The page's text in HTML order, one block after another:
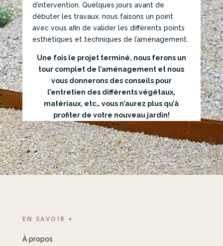
d’intervention. Quelques jours avant de
débuter les travaux, nous faisons un point
avec vous afin de valider les différents points
esthétiques et techniques de l’aménagement.
Une fois le projet terminé, nous ferons un
tour complet de l’aménagement et nous
vous donnerons des conseils pour
l’entretien des différents végétaux,
matériaux, etc… vous n’aurez plus qu’à
profiter de votre nouveau jardin!
EN SAVOIR +
À propos